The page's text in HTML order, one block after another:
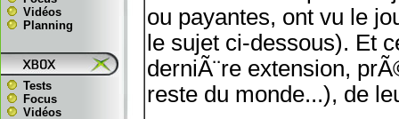
Vidéos
Planning
Tests
Focus
Vidéos
ou payantes, ont vu le
le sujet ci-dessous). Et
derniÃ¨re extension,
reste du monde...), de